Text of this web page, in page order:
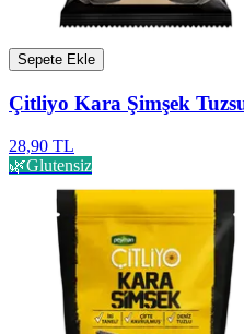
Sepete Ekle
Çitliyo Kara Şimşek
28,90 TL
🌿Glutensiz